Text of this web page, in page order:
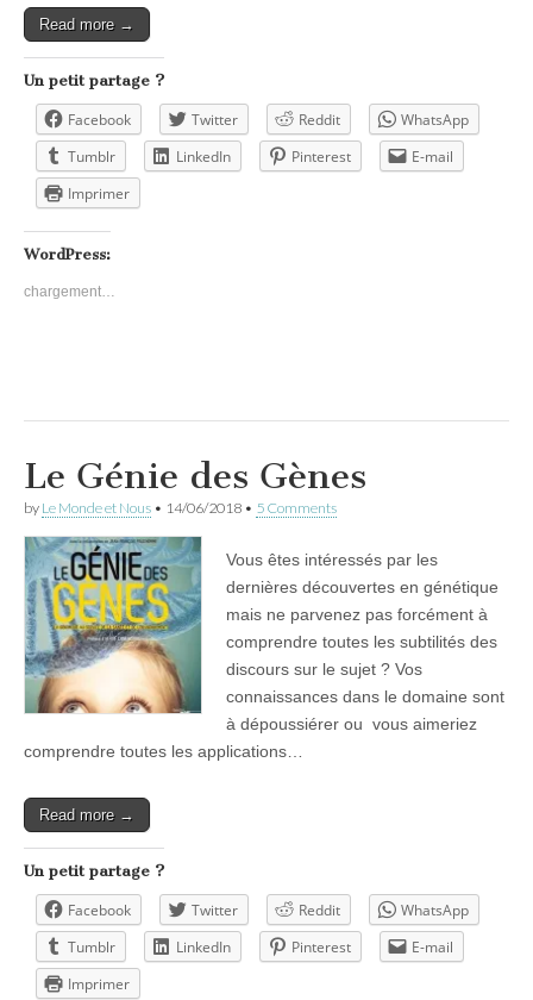
Read more →
Un petit partage ?
Facebook Twitter Reddit
WhatsApp
Tumblr
LinkedIn Pinterest
E-mail
Imprimer
WordPress:
chargement…
Le Génie des Gènes
by Le Monde et Nous • 14/06/2018 • 5 Comments
Vous êtes intéressés par les
dernières découvertes en génétique
mais ne parvenez pas forcément à
comprendre toutes les subtilités des
discours sur le sujet ? Vos
connaissances dans le domaine sont
à dépoussiérer ou vous aimeriez
comprendre toutes les applications…
Read more →
Un petit partage ?
Facebook Twitter Reddit
WhatsApp
Tumblr
LinkedIn Pinterest
E-mail
Imprimer